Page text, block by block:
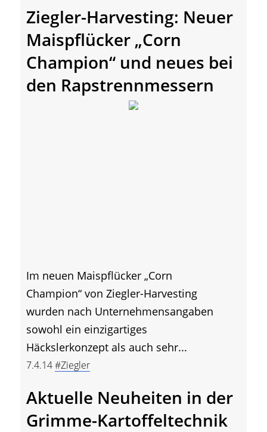
Ziegler-Harvesting: Neuer
Maispflücker „Corn
Champion“ und neues bei
den Rapstrennmessern
Im neuen Maispflücker „Corn
Champion“ von Ziegler-Harvesting
wurden nach Unternehmensangaben
sowohl ein einzigartiges
Häckslerkonzept als auch sehr...
7.4.14#Ziegler
Aktuelle Neuheiten in der
Grimme-Kartoffeltechnik